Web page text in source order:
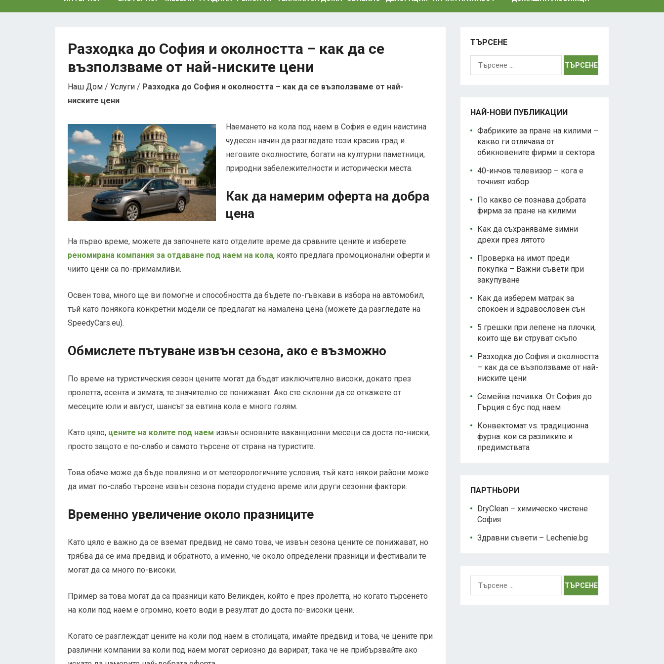
Разходка до София и околността – как да се
възползваме от най-ниските цени
Наш Дом / Услуги / Разходка до София и околността – как да се възползваме от най-
ниските цени
Наемането на кола под наем в София е един наистина
чудесен начин да разгледате този красив град и
неговите околностите, богати на културни паметници,
природни забележителности и исторически места.
Как да намерим оферта на добра
цена
На първо време, можете да започнете като отделите време да сравните цените и изберете
реномирана компания за отдаване под наем на кола, която предлага промоционални оферти и
чиито цени са по-примамливи.
Освен това, много ще ви помогне и способността да бъдете по-гъвкави в избора на автомобил,
тъй като понякога конкретни модели се предлагат на намалена цена (можете да разгледате на
SpeedyCars.eu).
Обмислете пътуване извън сезона, ако е възможно
По време на туристическия сезон цените могат да бъдат изключително високи, докато през
пролетта, есента и зимата, те значително се понижават. Ако сте склонни да се откажете от
месеците юли и август, шансът за евтина кола е много голям.
Като цяло, цените на колите под наем извън основните ваканционни месеци са доста по-ниски,
просто защото е по-слабо и самото търсене от страна на туристите.
Това обаче може да бъде повлияно и от метеорологичните условия, тъй като някои райони може
да имат по-слабо търсене извън сезона поради студено време или други сезонни фактори.
Временно увеличение около празниците
Като цяло е важно да се вземат предвид не само това, че извън сезона цените се понижават, но
трябва да се има предвид и обратното, а именно, че около определени празници и фестивали те
могат да са много по-високи.
Пример за това могат да са празници като Великден, който е през пролетта, но когато търсенето
на коли под наем е огромно, което води в резултат до доста по-високи цени.
Когато се разглеждат цените на коли под наем в столицата, имайте предвид и това, че цените при
различни компании за коли под наем могат сериозно да варират, така че не прибързвайте ако
ТЪРСЕНЕ
Търсене
НАЙ-НОВИ ПУБЛИКАЦИИ
Фабриките за пране на килими –
какво ги отличава от
обикновените фирми в сектора
40-инчов телевизор – кога е
точният избор
По какво се познава добрата
фирма за пране на килими
Как да съхраняваме зимни
дрехи през лятото
Проверка на имот преди
покупка – Важни съвети при
закупуване
Как да изберем матрак за
спокоен и здравословен сън
5 грешки при лепене на плочки,
които ще ви струват скъпо
Разходка до София и околността
– как да се възползваме от най-
ниските цени
Семейна почивка: От София до
Гърция с бус под наем
Конвектомат vs. традиционна
фурна: кои са разликите и
предимствата
ПАРТНЬОРИ
DryClean – химическо чистене
София
Здравни съвети – Lechenie.bg
Търсене